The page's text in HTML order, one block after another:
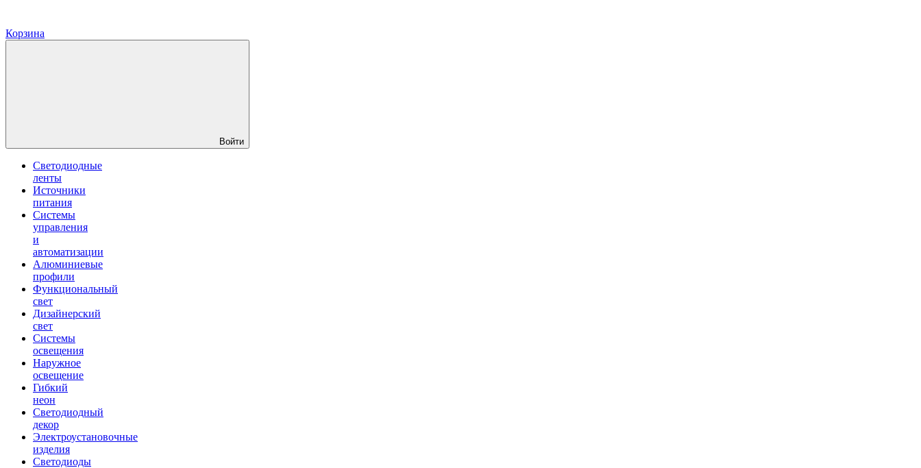
Корзина
Войти
Светодиодные
ленты
Источники
питания
Системы
управления
и
автоматизации
Алюминиевые
профили
Функциональный
свет
Дизайнерский
свет
Системы
освещения
Наружное
освещение
Гибкий
неон
Светодиодный
декор
Электроустановочные
изделия
Светодиоды